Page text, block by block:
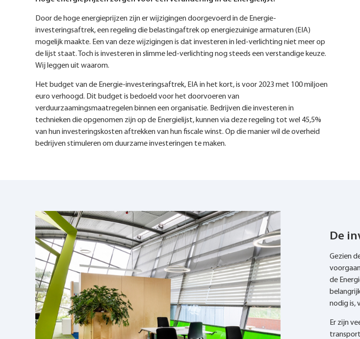
Door de hoge energieprijzen zijn er wijzigingen doorgevoerd in de Energie-
investeringsaftrek, een regeling die belastingaftrek op energiezuinige armaturen (EIA)
mogelijk maakte. Een van deze wijzigingen is dat investeren in led-verlichting niet meer op
de lijst staat. Toch is investeren in slimme led-verlichting nog steeds een verstandige keuze.
Wij leggen uit waarom.
Het budget van de Energie-investeringsaftrek, EIA in het kort, is voor 2023 met 100 miljoen
euro verhoogd. Dit budget is bedoeld voor het doorvoeren van
verduurzaamingsmaatregelen binnen een organisatie. Bedrijven die investeren in
technieken die opgenomen zijn op de Energielijst, kunnen via deze regeling tot wel 45,5%
van hun investeringskosten aftrekken van hun fiscale winst. Op die manier wil de overheid
bedrijven stimuleren om duurzame investeringen te maken.
De
Gezien
de
nodig is,
Er zijn